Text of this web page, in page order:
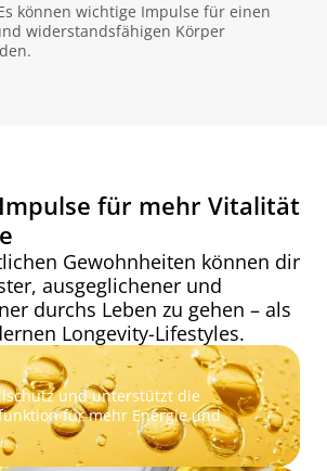
können wichtige Impulse für einen
widerstandsfähigen Körper
für mehr Vitalität
Gewohnheiten können dir
ausgeglichener und
durchs Leben zu gehen – als
Longevity-Lifestyles.
und unterstützt die
für mehr Energie und